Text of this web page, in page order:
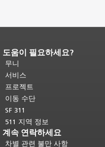
페이지 내용 끝입니다.이 페이지
머지 내용은 모든 페이지에 반복
다.메인 콘텐츠 상단으로 돌아가
여기를 클릭하십시오
도움이 필요하세요?
무니
서비스
프로젝트
이동 수단
SF 311
511 지역 정보
계속 연락하세요
차별 관련 불만 사항